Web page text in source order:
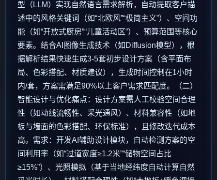
型（LLM）实现自然语言需求解析，自动提取客户描
述中的风格关键词（如“北欧风”“极简主义”）、空间功
能（如“开放式厨房”“儿童活动区”）、预算范围等核心
要素。结合AI图像生成技术（如Diffusion模型），根
据解析结果快速生成3-5套初步设计方案（含平面布
局、色彩搭配、材质建议），生成时间控制在1小时
内/套，方案需满足90%以上客户需求匹配度。（二）
智能设计与优化痛点：设计方案需人工校验空间合理
性（如动线流畅性、采光通风）、材料兼容性（如地
板与墙面的色彩搭配、环保标准），且修改迭代成本
高。需求：开发AI辅助设计模块，自动检测方案的空
间利用率（如“过道宽度≥1.2米”“储物空间占比
≥15%”）、光照模拟（基于当地经纬度自动计算自然